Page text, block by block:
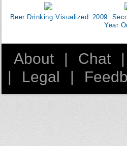
Beer Drinking Visualized 2009:
Year
About | Chat |
|
Legal |